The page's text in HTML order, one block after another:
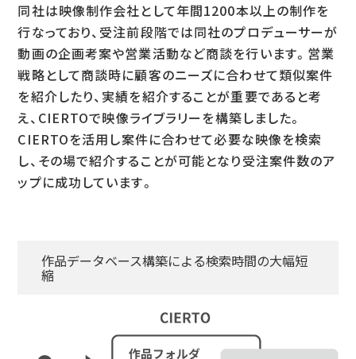
同社は映像制作会社として年間1200本以上の制作を
行なっており、受注前段階では同社のプロデューサーが
動画の企画考案や営業活動など商談を行います。営業
戦略として商談時に顧客のニーズに合わせて類似案件
を紹介したり、実績を紹介することが重要であると考
え、CIERTOで映像ライブラリーを構築しました。
CIERTOを活用し案件に合わせて必要な映像を検索
し、その場で紹介することが可能となり受注案件数のア
ップに成功しています。
作品データベース構築による検索時間の大幅短
縮